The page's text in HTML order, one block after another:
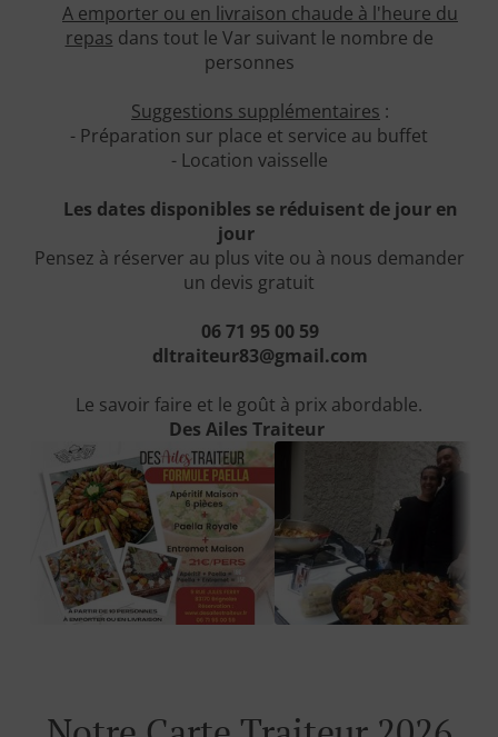
A emporter ou en livraison chaude à l'heure du
repas dans tout le Var suivant le nombre de
personnes
Suggestions supplémentaires :
- Préparation sur place et service au buffet
- Location vaisselle
Les dates disponibles se réduisent de jour en
jour
Pensez à réserver au plus vite ou à nous demander
un devis gratuit
06 71 95 00 59
dltraiteur83@gmail.com
Le savoir faire et le goût à prix abordable.
Des Ailes Traiteur